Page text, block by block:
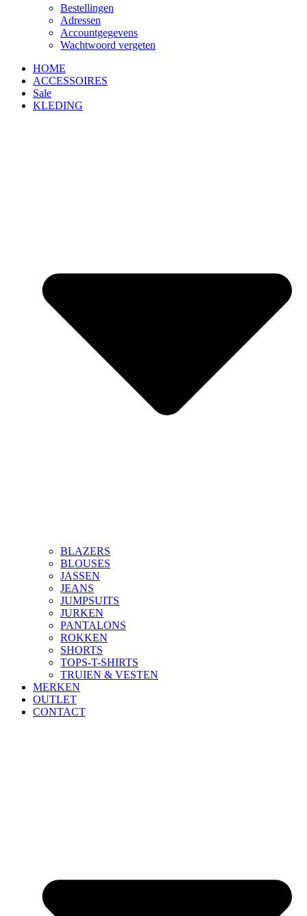
Bestellingen
Adressen
Accountgegevens
Wachtwoord vergeten
HOME
ACCESSOIRES
Sale
KLEDING
BLAZERS
BLOUSES
JASSEN
JEANS
JUMPSUITS
JURKEN
PANTALONS
ROKKEN
SHORTS
TOPS-T-SHIRTS
TRUIEN & VESTEN
MERKEN
OUTLET
CONTACT